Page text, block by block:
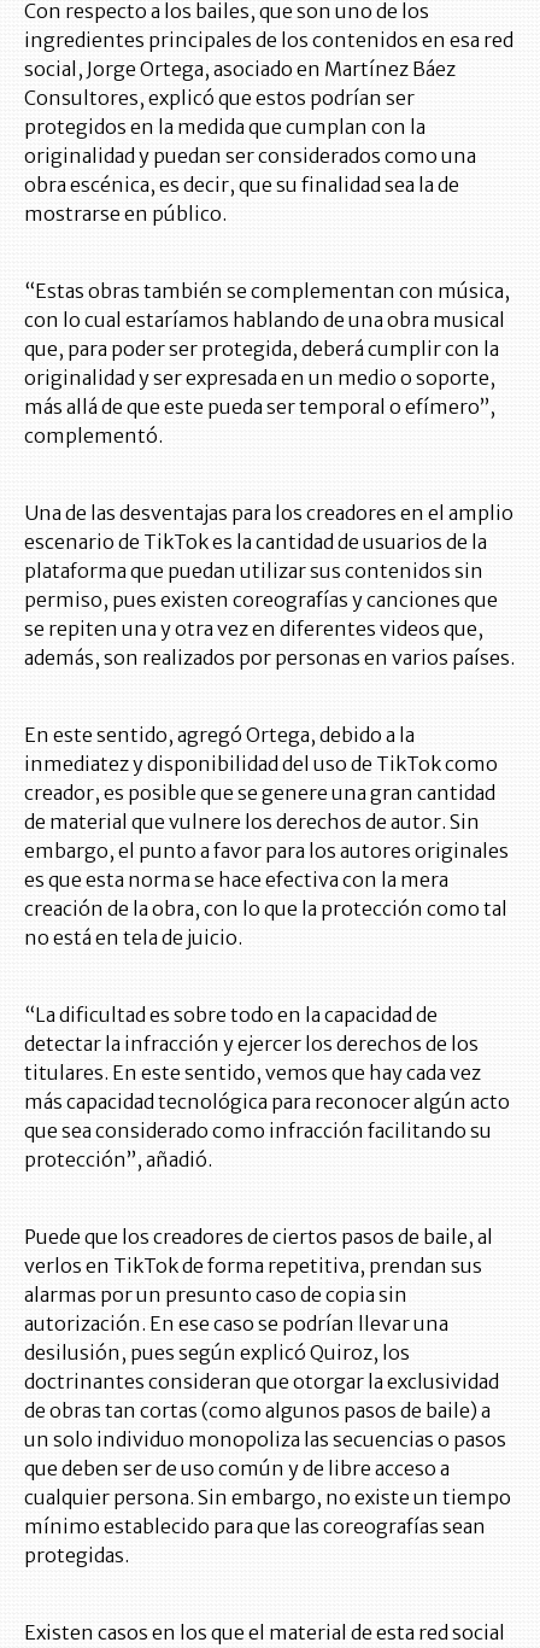
Con respecto a los bailes, que son uno de los
ingredientes principales de los contenidos en esa red
social, Jorge Ortega, asociado en Martínez Báez
Consultores, explicó que estos podrían ser
protegidos en la medida que cumplan con la
originalidad y puedan ser considerados como una
obra escénica, es decir, que su finalidad sea la de
mostrarse en público.
“Estas obras también se complementan con música,
con lo cual estaríamos hablando de una obra musical
que, para poder ser protegida, deberá cumplir con la
originalidad y ser expresada en un medio o soporte,
más allá de que este pueda ser temporal o efímero”,
complementó.
Una de las desventajas para los creadores en el amplio
escenario de TikTok es la cantidad de usuarios de la
plataforma que puedan utilizar sus contenidos sin
permiso, pues existen coreografías y canciones que
se repiten una y otra vez en diferentes videos que,
además, son realizados por personas en varios países.
En este sentido, agregó Ortega, debido a la
inmediatez y disponibilidad del uso de TikTok como
creador, es posible que se genere una gran cantidad
de material que vulnere los derechos de autor. Sin
embargo, el punto a favor para los autores originales
es que esta norma se hace efectiva con la mera
creación de la obra, con lo que la protección como tal
no está en tela de juicio.
“La dificultad es sobre todo en la capacidad de
detectar la infracción y ejercer los derechos de los
titulares. En este sentido, vemos que hay cada vez
más capacidad tecnológica para reconocer algún acto
que sea considerado como infracción facilitando su
protección”, añadió.
Puede que los creadores de ciertos pasos de baile, al
verlos en TikTok de forma repetitiva, prendan sus
alarmas por un presunto caso de copia sin
autorización. En ese caso se podrían llevar una
desilusión, pues según explicó Quiroz, los
doctrinantes consideran que otorgar la exclusividad
de obras tan cortas (como algunos pasos de baile) a
un solo individuo monopoliza las secuencias o pasos
que deben ser de uso común y de libre acceso a
cualquier persona. Sin embargo, no existe un tiempo
mínimo establecido para que las coreografías sean
protegidas.
Existen casos en los que el material de esta red social